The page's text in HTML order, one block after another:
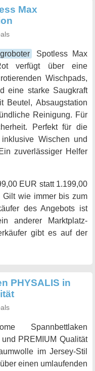
Max
Spotless Max
verfügt über eine
Wischpads,
eine starke Saugkraft
Beutel, Absaugstation
Reinigung. Für
Perfekt für die
Wischen und
zuverlässiger Helfer
EUR statt 1.199,00
Gilt wie immer bis zum
des Angebots ist
anderer Marktplatz-
gibt es auf der
PHYSALIS in
Spannbettlaken
PREMIUM Qualität
im Jersey-Stil
einen umlaufenden